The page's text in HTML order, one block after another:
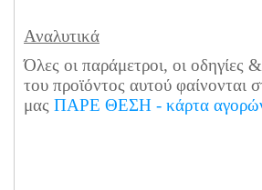
Αναλυτικά
Όλες οι παράμετροι, οι οδηγίες
του προϊόντος αυτού φαίνονται
μας ΠΑΡΕ ΘΕΣΗ - κάρτα